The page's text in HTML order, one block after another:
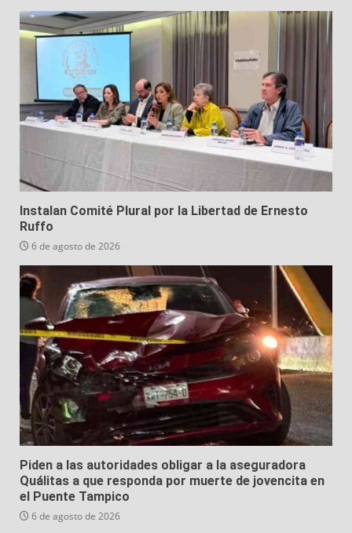
Instalan Comité Plural por la Libertad de Ernesto
Ruffo
6 de agosto de 2026
Piden a las autoridades obligar a la aseguradora
Quálitas a que responda por muerte de jovencita en
el Puente Tampico
6 de agosto de 2026